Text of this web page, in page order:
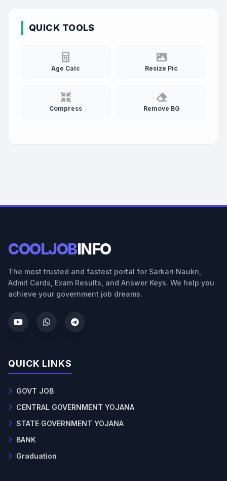
QUICK TOOLS
Age Calc Resize Pic
Compress Remove BG
COOLJOBINFO
The most trusted and fastest portal for Sarkari Naukri,
Admit Cards, Exam Results, and Answer Keys. We help you
achieve your government job dreams.
QUICK LINKS
GOVT JOB
CENTRAL GOVERNMENT YOJANA
STATE GOVERNMENT YOJANA
BANK
Graduation